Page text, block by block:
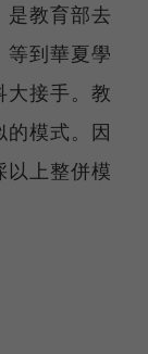
是教育部去
等到華夏學
大接手。教
模式。因
以上整併模